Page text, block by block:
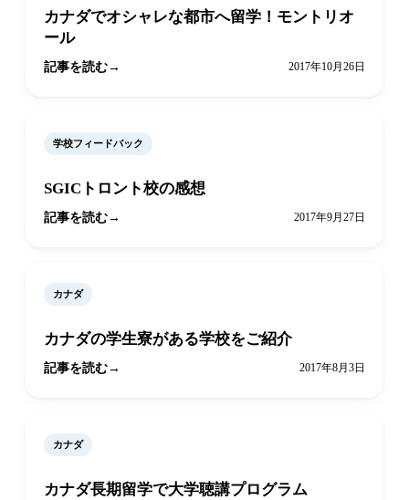
カナダでオシャレな都市へ留学！モントリオ
ール
記事を読む 2017年10月26日
学校フィードバック
SGICトロント校の感想
記事を読む 2017年9月27日
カナダ
カナダの学生寮がある学校をご紹介
記事を読む 2017年8月3日
カナダ
カナダ長期留学で大学聴講プログラム